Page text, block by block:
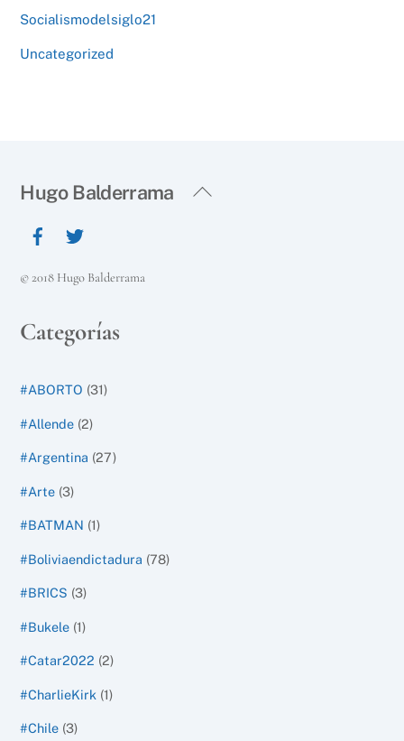
Socialismodelsiglo21
Uncategorized
Back
Hugo Balderrama
© 2018 Hugo Balderrama
Categorías
#ABORTO (31)
#Allende (2)
#Argentina (27)
#Arte (3)
#BATMAN (1)
#Boliviaendictadura (78)
#BRICS (3)
#Bukele (1)
#Catar2022 (2)
#CharlieKirk (1)
#Chile (3)